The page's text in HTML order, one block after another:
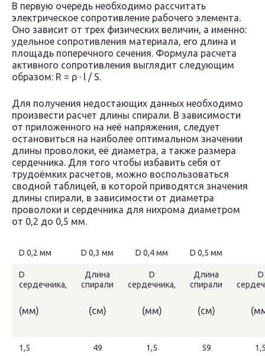
В первую очередь необходимо рассчитать
электрическое сопротивление рабочего элемента.
Оно зависит от трех физических величин, а именно:
удельное сопротивления материала, его длина и
площадь поперечного сечения. Формула расчета
активного сопротивления выглядит следующим
образом: R = ρ · l / S.
Для получения недостающих данных необходимо
произвести расчет длины спирали. В зависимости
от приложенного на неё напряжения, следует
остановиться на наиболее оптимальном значении
длины проволоки, её диаметра, а также размера
сердечника. Для того чтобы избавить себя от
трудоёмких расчетов, можно воспользоваться
сводной таблицей, в которой приводятся значения
длины спирали, в зависимости от диаметра
проволоки и сердечника для нихрома диаметром
от 0,2 до 0,5 мм.
D 0,2 мм D 0,3 мм D 0,4 мм D 0,5 мм
D
сердечника,
(мм)
Длина
спирали
(см)
D
сердечника,
(мм)
Длина
спирали
(см)
D
1,5 49 1,5 59